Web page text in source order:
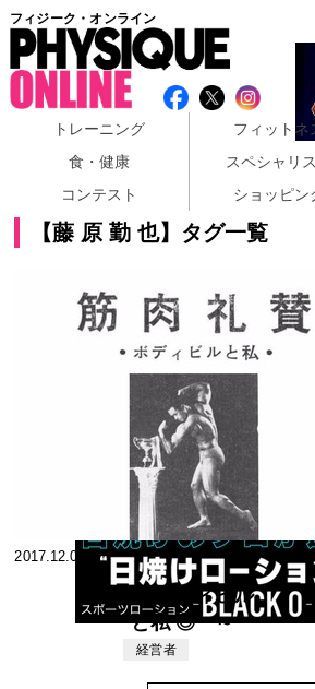
フィジーク・オンライン
トレーニング
フィットネ
食・健康
スペシャリ
コンテスト
ショッピン
【藤 原 勤 也】タグ一覧
2017.12.06
◎ ボディビル
と私 ◎ ～
筋肉礼賛 ～
経営者